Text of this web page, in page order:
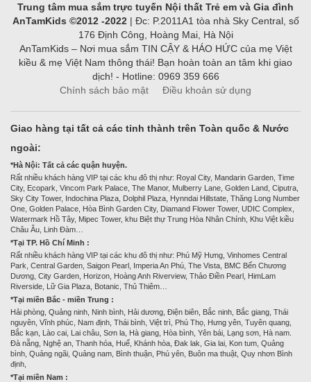
Trung tâm mua sắm trực tuyến Nội thất Trẻ em và Gia đình
AnTamKids ©2012 -2022| Đc: P.2011A1 tòa nhà Sky Central, số
176 Định Công, Hoàng Mai, Hà Nội
AnTamKids – Nơi mua sắm TIN CẬY & HÁO HỨC của mẹ Việt
kiều & mẹ Việt Nam thông thái! Bạn hoàn toàn an tâm khi giao
dịch! - Hotline: 0969 359 666
Chính sách bảo mật
Điều khoản sử dụng
Giao hàng tại tất cả các tỉnh thành trên Toàn quốc & Nước
ngoài:
*Hà Nội: Tất cả các quận huyện.
Rất nhiều khách hàng VIP tại các khu đô thị như: Royal City, Mandarin Garden, Time
City, Ecopark, Vincom Park Palace, The Manor, Mulberry Lane, Golden Land, Ciputra,
Sky City Tower, Indochina Plaza, Dolphil Plaza, Hynndai Hillstate, Thăng Long Number
One, Golden Palace, Hòa Bình Garden City, Diamand Flower Tower, UDIC Complex,
Watermark Hồ Tây, Mipec Tower, khu Biệt thự Trung Hòa Nhân Chính, Khu Việt kiều
Châu Âu, Linh Đàm…
*Tại TP. Hồ Chí Minh :
Rất nhiều khách hàng VIP tại các khu đô thị như: Phú Mỹ Hưng, Vinhomes Central
Park, Central Garden, Saigon Pearl, Imperia An Phú, The Vista, BMC Bến Chương
Dương, City Garden, Horizon, Hoàng Anh Riverview, Thảo Điền Pearl, HimLam
Riverside, Lữ Gia Plaza, Botanic, Thủ Thiêm…
*Tại miền Bắc - miền Trung :
Hải phòng, Quảng ninh, Ninh bình, Hải dương, Điện biên, Bắc ninh, Bắc giang, Thái
nguyên, Vĩnh phúc, Nam định, Thái bình, Việt trì, Phú Thọ, Hưng yên, Tuyên quang,
Bắc kạn, Lào cai, Lai châu, Sơn la, Hà giang, Hòa bình, Yên bái, Lạng sơn, Hà nam.
Đà nẵng, Nghệ an, Thanh hóa, Huế, Khánh hòa, Đak lak, Gia lai, Kon tum, Quảng
bình, Quảng ngãi, Quảng nam, Bình thuận, Phú yên, Buôn ma thuật, Quy nhơn Bình
định,
*Tại miền Nam :